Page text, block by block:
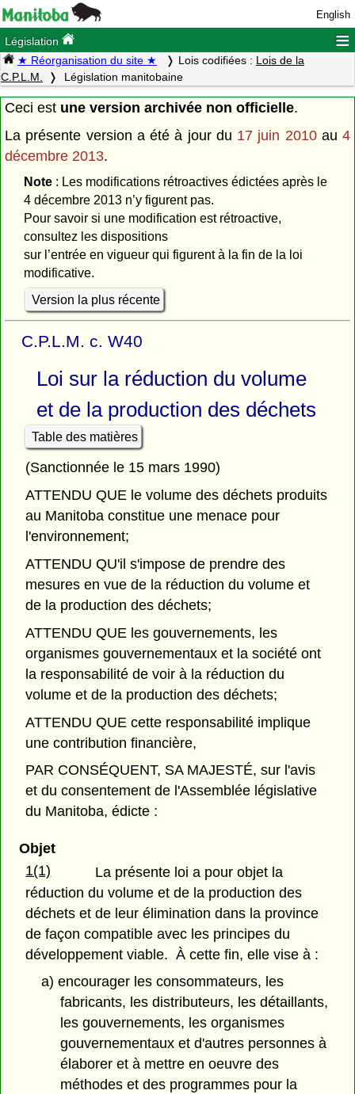
English
Législation ≡
★ Réorganisation du site ★ Lois codifiées : Lois de la
C.P.L.M.
Législation manitobaine
Ceci est une version archivée non officielle.
La présente version a été à jour du 17 juin 2010au 4
décembre 2013.
Note: Les modifications rétroactives édictées après le
4 décembre 2013 n’y figurent pas.
Pour savoir si une modification est rétroactive,
consultez les dispositions
sur l’entrée en vigueur qui figurent à la fin de la loi
modificative.
Version la plus récente
C.P.L.M. c. W40
Loi sur la réduction du volume
et de la production des déchets
Table des matières
(Sanctionnée le 15 mars 1990)
ATTENDU QUE le volume des déchets produits
au Manitoba constitue une menace pour
l'environnement;
ATTENDU QU'il s'impose de prendre des
mesures en vue de la réduction du volume et
de la production des déchets;
ATTENDU QUE les gouvernements, les
organismes gouvernementaux et la société ont
la responsabilité de voir à la réduction du
volume et de la production des déchets;
ATTENDU QUE cette responsabilité implique
une contribution financière,
PAR CONSÉQUENT, SA MAJESTÉ, sur l'avis
et du consentement de l'Assemblée législative
du Manitoba, édicte :
Objet
1(1)
La présente loi a pour objet la
réduction du volume et de la production des
déchets et de leur élimination dans la province
de façon compatible avec les principes du
développement viable. À cette fin, elle vise à :
a) encourager les consommateurs, les
fabricants, les distributeurs, les détaillants,
les gouvernements, les organismes
gouvernementaux et d'autres personnes à
élaborer et à mettre en oeuvre des
méthodes et des programmes pour la